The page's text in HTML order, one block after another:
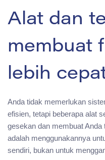
Alat dan
membuat
lebih
Anda tidak memerlukan
efisien, tetapi beberapa alat
gesekan dan membuat
adalah menggunakannya
sendiri, bukan untuk